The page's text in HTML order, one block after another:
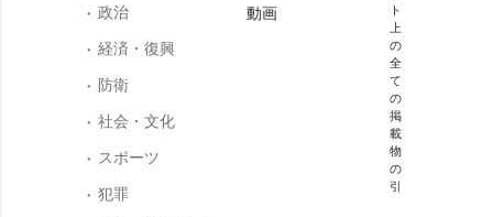
政治
経済・復興
防衛
社会・文化
スポーツ
犯罪
動画
ト
上
の
全
て
の
掲
載
物
の
引